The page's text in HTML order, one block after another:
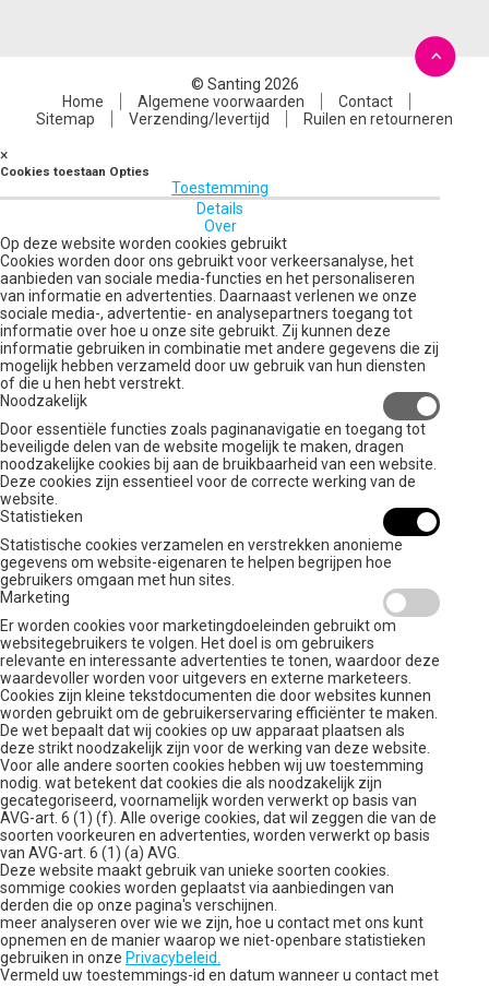
© Santing 2026
Home
Algemene voorwaarden
Contact
Sitemap
Verzending/levertijd Ruilen en retourneren
×
Cookies toestaan Opties
Toestemming
Details
Over
Op deze website worden cookies gebruikt
Cookies worden door ons gebruikt voor verkeersanalyse, het
aanbieden van sociale media-functies en het personaliseren
van informatie en advertenties. Daarnaast verlenen we onze
sociale media-, advertentie- en analysepartners toegang tot
informatie over hoe u onze site gebruikt. Zij kunnen deze
informatie gebruiken in combinatie met andere gegevens die zij
mogelijk hebben verzameld door uw gebruik van hun diensten
of die u hen hebt verstrekt.
Noodzakelijk
Door essentiële functies zoals paginanavigatie en toegang tot
beveiligde delen van de website mogelijk te maken, dragen
noodzakelijke cookies bij aan de bruikbaarheid van een website.
Deze cookies zijn essentieel voor de correcte werking van de
website.
Statistieken
Statistische cookies verzamelen en verstrekken anonieme
gegevens om website-eigenaren te helpen begrijpen hoe
gebruikers omgaan met hun sites.
Marketing
Er worden cookies voor marketingdoeleinden gebruikt om
websitegebruikers te volgen. Het doel is om gebruikers
relevante en interessante advertenties te tonen, waardoor deze
waardevoller worden voor uitgevers en externe marketeers.
Cookies zijn kleine tekstdocumenten die door websites kunnen
worden gebruikt om de gebruikerservaring efficiënter te maken.
De wet bepaalt dat wij cookies op uw apparaat plaatsen als
deze strikt noodzakelijk zijn voor de werking van deze website.
Voor alle andere soorten cookies hebben wij uw toestemming
nodig. wat betekent dat cookies die als noodzakelijk zijn
gecategoriseerd, voornamelijk worden verwerkt op basis van
AVG-art. 6 (1) (f). Alle overige cookies, dat wil zeggen die van de
soorten voorkeuren en advertenties, worden verwerkt op basis
van AVG-art. 6 (1) (a) AVG.
Deze website maakt gebruik van unieke soorten cookies.
sommige cookies worden geplaatst via aanbiedingen van
derden die op onze pagina's verschijnen.
meer analyseren over wie we zijn, hoe u contact met ons kunt
opnemen en de manier waarop we niet-openbare statistieken
gebruiken in onze Privacybeleid.
Vermeld uw toestemmings-id en datum wanneer u contact met